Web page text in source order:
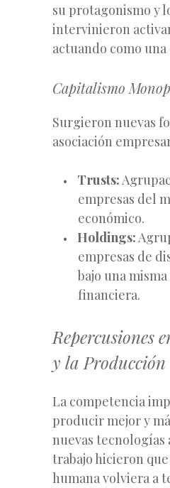
su protagonismo y
intervinieron
actuando como una
Capitalismo
Surgieron nuevas
asociación
Trusts:
empresas del
económico.
Holdings:
empresas de
bajo una
financiera.
Repercusiones
y la Producción
La competencia
producir mejor y
nuevas tecnologías
trabajo hicieron
humana volviera a